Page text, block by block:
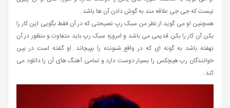
نیست که جی جی علاقه مند به گوش دادن آن ها باشد .
همچنین او می گوید از نظر من سبک رپ نصیحتی که در آن فقط بگویی این کار را
بکن آن کار را بکن قدیمی می باشد و امروزه سبک رپ باید متفاوت و منظور در آن
نهفته باشد به گونه ای که در واقع شنونده را بپیچاند .او گفته است در بین
خوانندگان رپ هیچکس را بسیار دوست دارد و تمامی آهنگ های آن را دانلود می
کند .